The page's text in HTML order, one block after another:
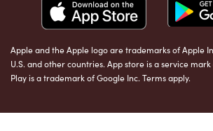
Apple and the Apple logo are trademarks of Apple
U.S. and other countries. App store is a service
Play is a trademark of Google Inc. Terms apply.